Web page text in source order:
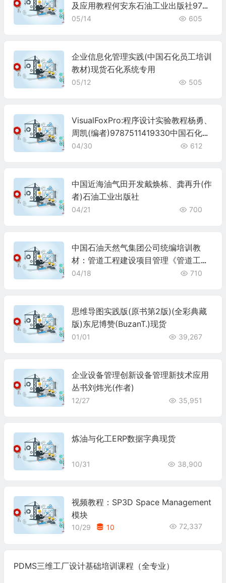
及应用教程何安东石油工业出版社9787
502164072
05/14 605
企业信息化管理实践(中国石化员工培训
教材)现货石化系统专用
05/12 505
VisualFoxPro:程序设计实验教程杨勇、
周凯(编者)9787511419330中国石化出
版社
04/30 612
中国近海油气田开发戴焕栋、龚再升(作
者)石油工业出版社
04/21 700
中国石油天然气集团公司统编培训教
材：管道工程建设项目管理《管道工程
建设项目管理》编委会石油工业出版
04/18 710
思维导图实践版(原书第2版)(全彩典藏
版)东尼博赞(BuzanT.)现货
01/01 39,267
企业设备管理创新设备管理新技术应用
丛书刘炜光(作者)
12/27 35,951
炼油与化工ERP数据字典现货
10/31 38,900
视频教程：SP3D Space Management
模块
10/29 72,337
10
PDMS三维工厂设计基础培训课程（全专业）